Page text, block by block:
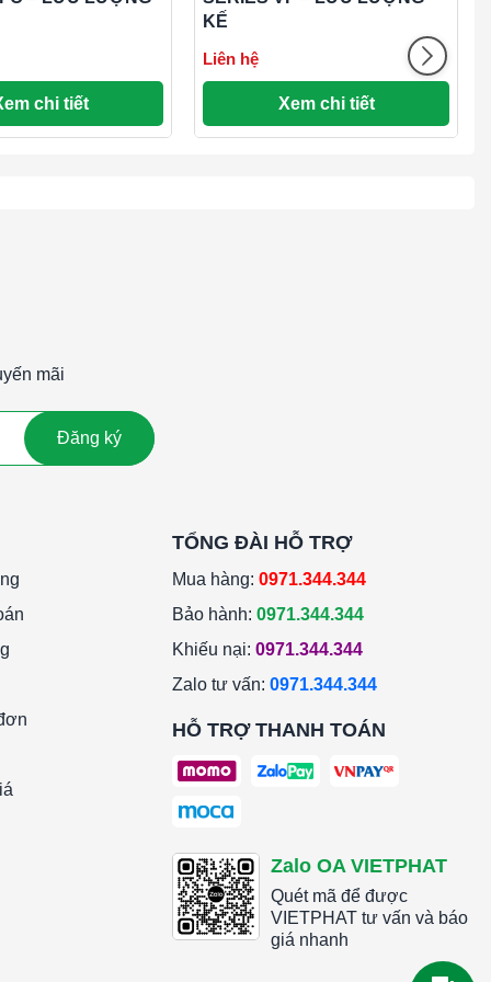
chi tiết
KẾ
Liên hệ
Xem chi tiết
mãi
Đăng ký
TỔNG ĐÀI HỖ TRỢ
Mua hàng: 0971.344.344
Bảo hành: 0971.344.344
Khiếu nại: 0971.344.344
Zalo tư vấn: 0971.344.344
HỖ TRỢ THANH TOÁN
Zalo OA VIETPHAT
Quét mã để được
VIETPHAT tư vấn và báo
giá nhanh